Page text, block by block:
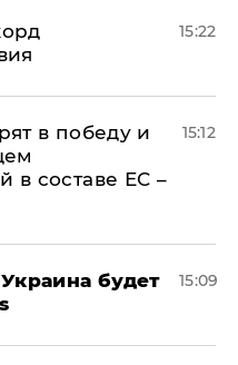
15:22
в победу и
в составе ЕС –
15:12
будет
15:09